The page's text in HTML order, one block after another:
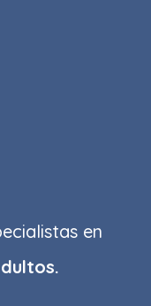
en